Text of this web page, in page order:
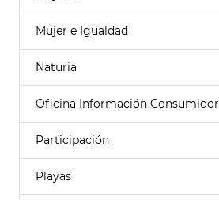
Mujer e Igualdad
Naturia
Oficina Información Consumidor
Participación
Playas